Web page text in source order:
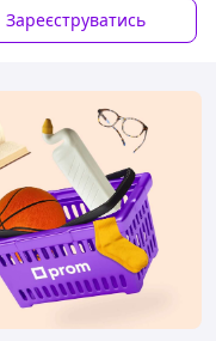
Зареєструватись